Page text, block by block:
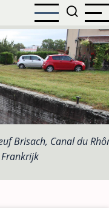
Brisach, Canal du